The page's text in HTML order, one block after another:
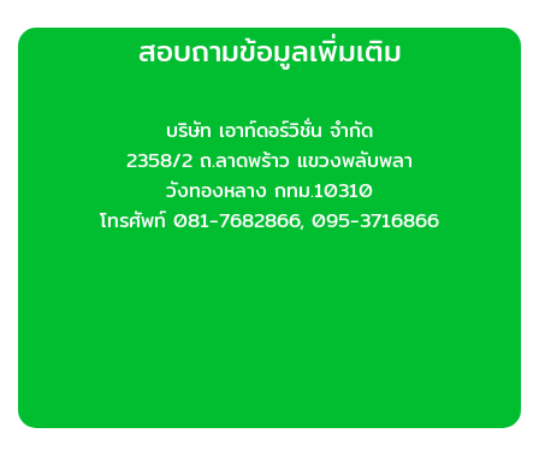
สอบถามข้อมูลเพิ่มเติม
บริษัท เอาท์ดอร์วิชั่น จำกัด
2358/2 ถ.ลาดพร้าว แขวงพลับพลา
วังทองหลาง กทม.10310
โทรศัพท์ 081-7682866, 095-3716866